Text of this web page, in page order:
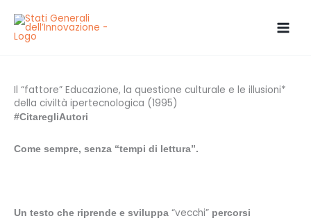
contenuto
Il “fattore” Educazione, la questione culturale e le illusioni*
della civiltà ipertecnologica (1995)
#CitaregliAutori
Come sempre, senza “tempi di lettura”.
Un testo che riprende e sviluppa “vecchi” percorsi